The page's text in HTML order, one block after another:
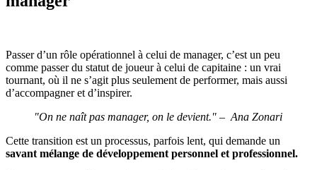
Passer d’un rôle opérationnel à celui de manager, c’est un peu
comme passer du statut de joueur à celui de capitaine : un vrai
tournant, où il ne s’agit plus seulement de performer, mais aussi
d’accompagner et d’inspirer.
"On ne naît pas manager, on le devient." – Ana Zonari
Cette transition est un processus, parfois lent, qui demande un
savant mélange de développement personnel et professionnel.